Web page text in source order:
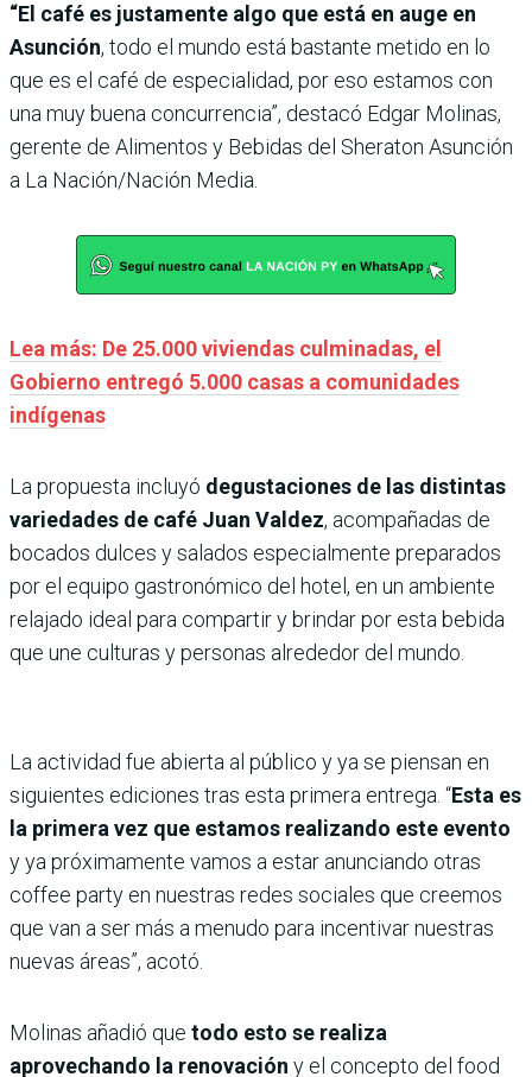
“El café es justamente algo que está en auge en
Asunción, todo el mundo está bastante metido en lo
que es el café de especialidad, por eso estamos con
una muy buena concurrencia”, destacó Edgar Molinas,
gerente de Alimentos y Bebidas del Sheraton Asunción
a La Nación/Nación Media.
Lea más: De 25.000 viviendas culminadas, el
Gobierno entregó 5.000 casas a comunidades
indígenas
La propuesta incluyó degustaciones de las distintas
variedades de café Juan Valdez, acompañadas de
bocados dulces y salados especialmente preparados
por el equipo gastronómico del hotel, en un ambiente
relajado ideal para compartir y brindar por esta bebida
que une culturas y personas alrededor del mundo.
La actividad fue abierta al público y ya se piensan en
siguientes ediciones tras esta primera entrega. “Esta es
la primera vez que estamos realizando este evento
y ya próximamente vamos a estar anunciando otras
coffee party en nuestras redes sociales que creemos
que van a ser más a menudo para incentivar nuestras
nuevas áreas”, acotó.
Molinas añadió que todo esto se realiza
aprovechando la renovación y el concepto del food